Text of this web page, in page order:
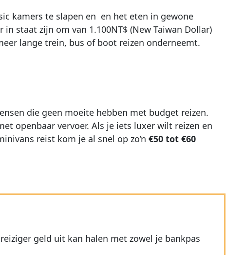
kamers te slapen en en het eten in gewone
staat zijn om van 1.100NT$ (New Taiwan Dollar)
lange trein, bus of boot reizen onderneemt.
die geen moeite hebben met budget reizen.
openbaar vervoer. Als je iets luxer wilt reizen en
reist kom je al snel op zo’n €50 tot €60
geld uit kan halen met zowel je bankpas